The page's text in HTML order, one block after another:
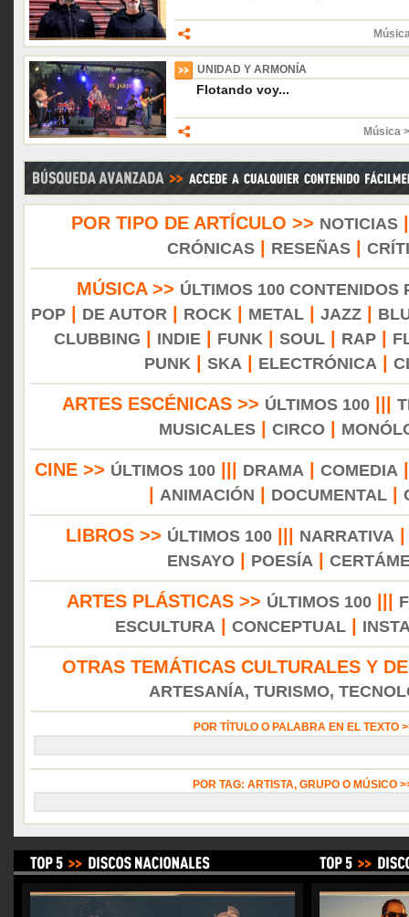
UNIDAD Y ARMONÍA
Flotando voy...
Música
POR TIPO DE ARTÍCULO >> NOTICIAS
CRÓNICAS| RESEÑAS|
MÚSICA >> ÚLTIMOS 100 CONTENIDOS
POP| DE AUTOR ROCK METAL| JAZZ|
CLUBBING
INDIE| FUNK SOUL| RAP|
PUNK
SKA ELECTRÓNICA
ARTES ESCÉNICAS >> ÚLTIMOS 100
MUSICALES
CIRCO
CINE >> ÚLTIMOS 100||| DRAMA COMEDIA
ANIMACIÓN DOCUMENTAL|
LIBROS >> ÚLTIMOS 100 NARRATIVA
ENSAYO| POESÍA
ARTES PLÁSTICAS >> ÚLTIMOS 100|||
ESCULTURA
CONCEPTUAL
OTRAS TEMÁTICAS CULTURALES Y
ARTESANÍA, TURISMO,
POR TÍTULO O PALABRA EN EL TEXTO
POR TAG: ARTISTA, GRUPO O MÚSICO